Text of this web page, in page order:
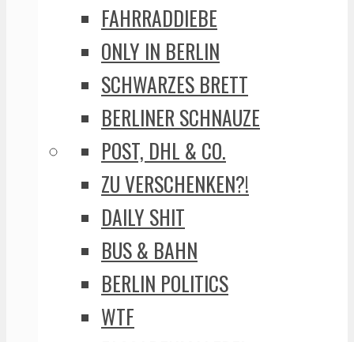
FAHRRADDIEBE
ONLY IN BERLIN
SCHWARZES BRETT
BERLINER SCHNAUZE
POST, DHL & CO.
ZU VERSCHENKEN?!
DAILY SHIT
BUS & BAHN
BERLIN POLITICS
WTF